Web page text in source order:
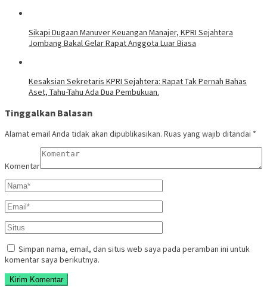
Sikapi Dugaan Manuver Keuangan Manajer, KPRI Sejahtera
Jombang Bakal Gelar Rapat Anggota Luar Biasa
Kesaksian Sekretaris KPRI Sejahtera: Rapat Tak Pernah Bahas
Aset, Tahu-Tahu Ada Dua Pembukuan.
Tinggalkan Balasan
Alamat email Anda tidak akan dipublikasikan. Ruas yang wajib ditandai *
Komentar
Simpan nama, email, dan situs web saya pada peramban ini untuk
komentar saya berikutnya.